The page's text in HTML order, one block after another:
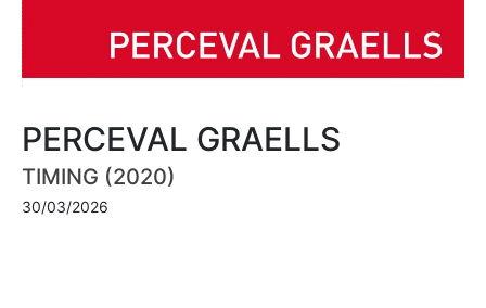
PERCEVAL GRAELLS
TIMING (2020)
30/03/2026